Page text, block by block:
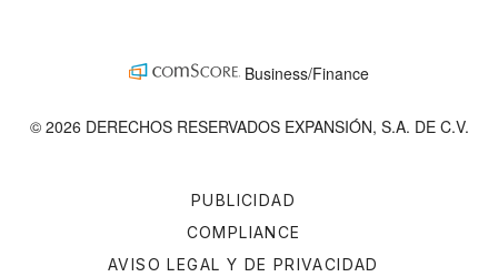
PUBLICIDAD
COMPLIANCE
AVISO LEGAL Y DE PRIVACIDAD
Business/Finance
© 2026 DERECHOS RESERVADOS EXPANSIÓN, S.A. DE C.V.